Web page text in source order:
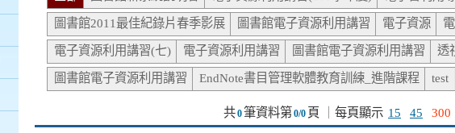
圖書館2011最佳紀錄片春季影展
圖書館電子資源利用講習 電子資源
電子資源利用講習(七)
電子資源利用講習 圖書館電子資源利用講習
透
圖書館電子資源利用講習
EndNote書目管理軟體教育訓練_進階課程 test
共0筆資料第 0/0 頁 每頁顯示 15 45 300